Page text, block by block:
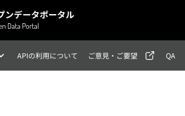
APIの利用について ご意見・ご要望 QA